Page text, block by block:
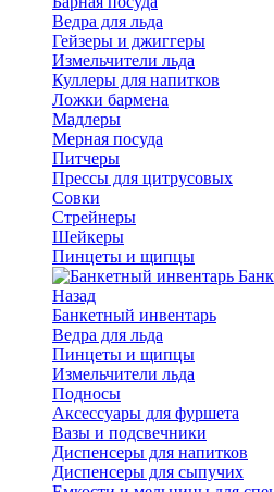
Ведра для льда
Гейзеры и джиггеры
Измельчители льда
Куллеры для напитков
Ложки бармена
Мадлеры
Мерная посуда
Питчеры
Прессы для цитрусовых
Совки
Стрейнеры
Шейкеры
Пинцеты и щипцы
Назад
Банкетный инвентарь
Ведра для льда
Пинцеты и щипцы
Измельчители льда
Подносы
Аксессуары для фуршета
Вазы и подсвечники
Диспенсеры для напитков
Диспенсеры для сыпучих